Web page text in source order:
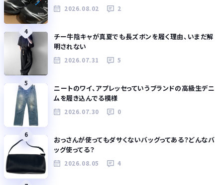
2026.08.02 2
4
チー牛陰キャが真夏でも長ズボンを履く理由、いまだ解
明されない
2026.07.31 5
5
ニートのワイ、アプレッセっていうブランドの高級生デニ
ムを履き込んでる模様
2026.07.30 0
6
おっさんが使ってもダサくないバッグってある？どんなバ
ッグ使ってる？
2026.08.05 4